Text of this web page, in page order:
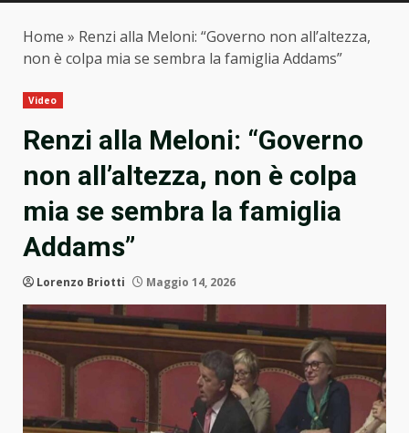
Home » Renzi alla Meloni: “Governo non all’altezza,
non è colpa mia se sembra la famiglia Addams”
Video
Renzi alla Meloni: “Governo
non all’altezza, non è colpa
mia se sembra la famiglia
Addams”
Lorenzo Briotti Maggio 14, 2026